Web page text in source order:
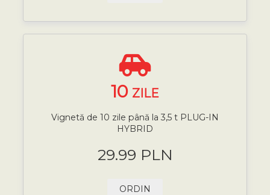
10 ZILE
Vignetă de 10 zile până la 3,5 t PLUG-IN
HYBRID
29.99 PLN
ORDIN